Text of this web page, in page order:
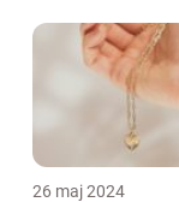
26 maj 2024